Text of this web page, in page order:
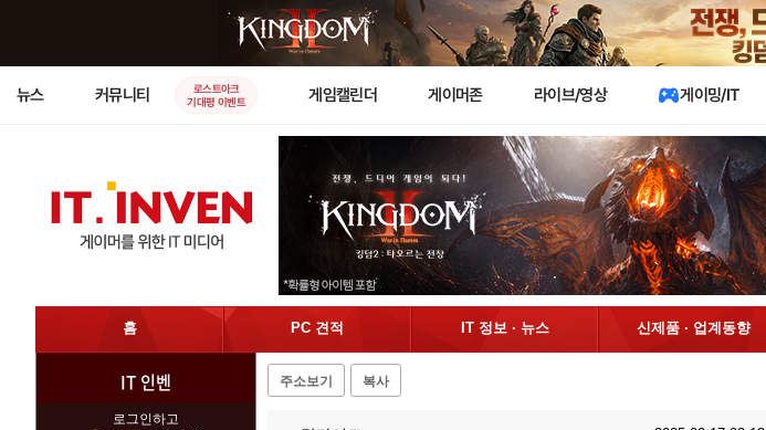
뉴스 커뮤니티
로스트아크
기대평 이벤트
게임캘린더 게이머존 라이브/영상 게이밍/IT
홈 PC 견적 IT 정보 · 뉴스 신제품 · 업계동향
IT 인벤
로그인하고
주소보기 복사